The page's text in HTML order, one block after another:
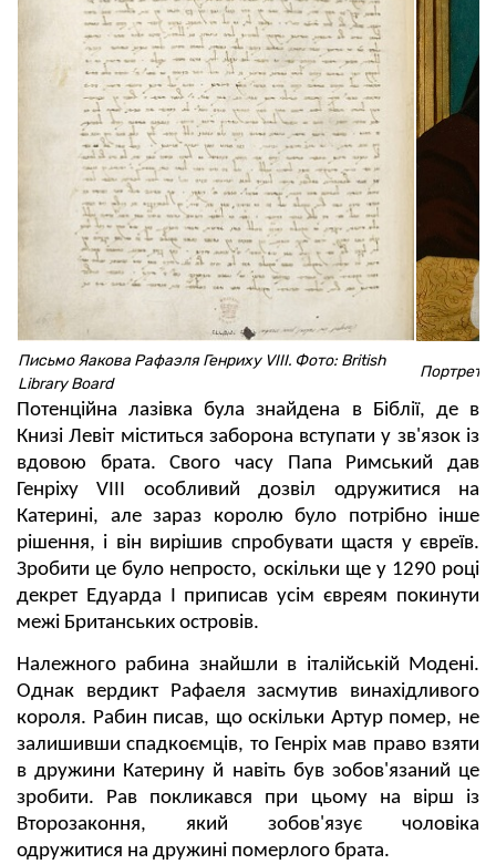
Письмо Яакова Рафаэля Генриху VIII. Фото: British
Library Board
Портрет
Потенційна лазівка була знайдена в Біблії, де в
Книзі Левіт міститься заборона вступати у зв'язок із
вдовою брата. Свого часу Папа Римський дав
Генріху VIII особливий дозвіл одружитися на
Катерині, але зараз королю було потрібно інше
рішення, і він вирішив спробувати щастя у євреїв.
Зробити це було непросто, оскільки ще у 1290 році
декрет Едуарда I приписав усім євреям покинути
межі Британських островів.
Належного рабина знайшли в італійській Модені.
Однак вердикт Рафаеля засмутив винахідливого
короля. Рабин писав, що оскільки Артур помер, не
залишивши спадкоємців, то Генріх мав право взяти
в дружини Катерину й навіть був зобов'язаний це
зробити. Рав покликався при цьому на вірш із
Второзаконня, який зобов'язує чоловіка
одружитися на дружині померлого брата.